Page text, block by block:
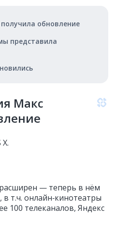
обновление
представила
Макс
— теперь в нём
т.ч. онлайн‑кинотеатры
100 телеканалов, Яндекс